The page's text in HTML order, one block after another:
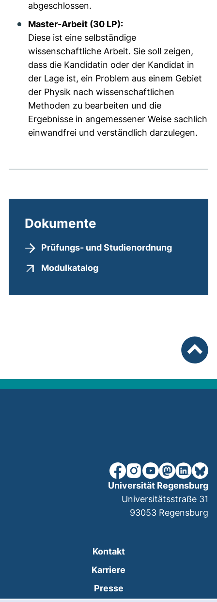
abgeschlossen.
Master-Arbeit (30 LP):
Diese ist eine selbständige
wissenschaftliche Arbeit. Sie soll zeigen,
dass die Kandidatin oder der Kandidat in
der Lage ist, ein Problem aus einem Gebiet
der Physik nach wissenschaftlichen
Methoden zu bearbeiten und die
Ergebnisse in angemessener Weise sachlich
einwandfrei und verständlich darzulegen.
Dokumente
Prüfungs- und Studienordnung
Modulkatalog(externer Link, öffnet
unsere Facebook-Seite
unsere Instagram-
unsere YouTube-
unsereunsere
Kontakt
Karriere
Presse
Universität Regensburg
Universitätsstraße 31
93053 Regensburg